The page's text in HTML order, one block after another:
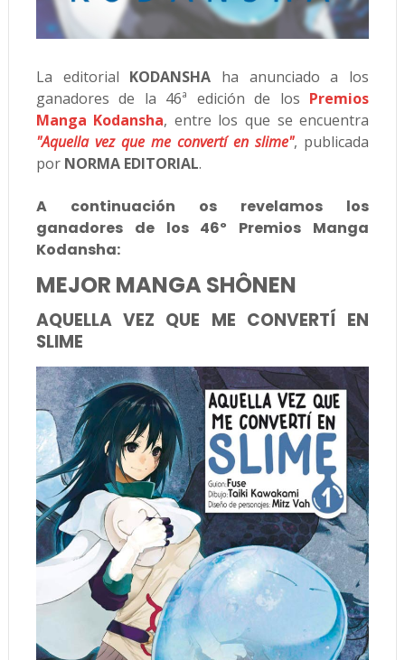
La editorial KODANSHA ha anunciado a los
ganadores de la 46ª edición de los Premios
Manga Kodansha, entre los que se encuentra
"Aquella vez que me convertí en slime", publicada
por NORMA EDITORIAL.
A continuación os revelamos los
ganadores de los 46º Premios Manga
Kodansha:
MEJOR MANGA SHÔNEN
AQUELLA VEZ QUE ME CONVERTÍ EN
SLIME